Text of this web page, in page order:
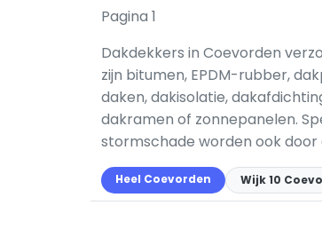
Pagina 1
Dakdekkers in Coevorden
zijn bitumen, EPDM-rubber,
daken, dakisolatie,
dakramen of zonnepanelen.
stormschade worden ook
Heel Coevorden Wijk 10